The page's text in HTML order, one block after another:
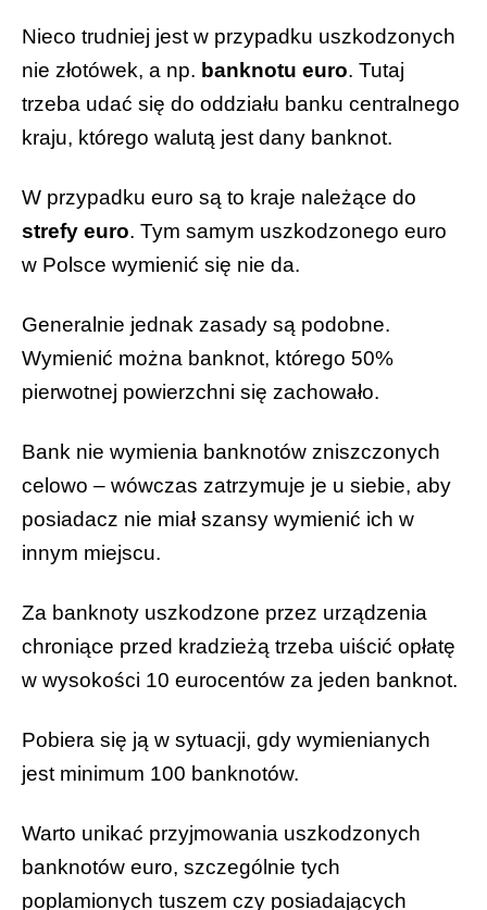
Nieco trudniej jest w przypadku uszkodzonych
nie złotówek, a np. banknotu euro. Tutaj
trzeba udać się do oddziału banku centralnego
kraju, którego walutą jest dany banknot.
W przypadku euro są to kraje należące do
strefy euro. Tym samym uszkodzonego euro
w Polsce wymienić się nie da.
Generalnie jednak zasady są podobne.
Wymienić można banknot, którego 50%
pierwotnej powierzchni się zachowało.
Bank nie wymienia banknotów zniszczonych
celowo – wówczas zatrzymuje je u siebie, aby
posiadacz nie miał szansy wymienić ich w
innym miejscu.
Za banknoty uszkodzone przez urządzenia
chroniące przed kradzieżą trzeba uiścić opłatę
w wysokości 10 eurocentów za jeden banknot.
Pobiera się ją w sytuacji, gdy wymienianych
jest minimum 100 banknotów.
Warto unikać przyjmowania uszkodzonych
banknotów euro, szczególnie tych
poplamionych tuszem czy posiadających